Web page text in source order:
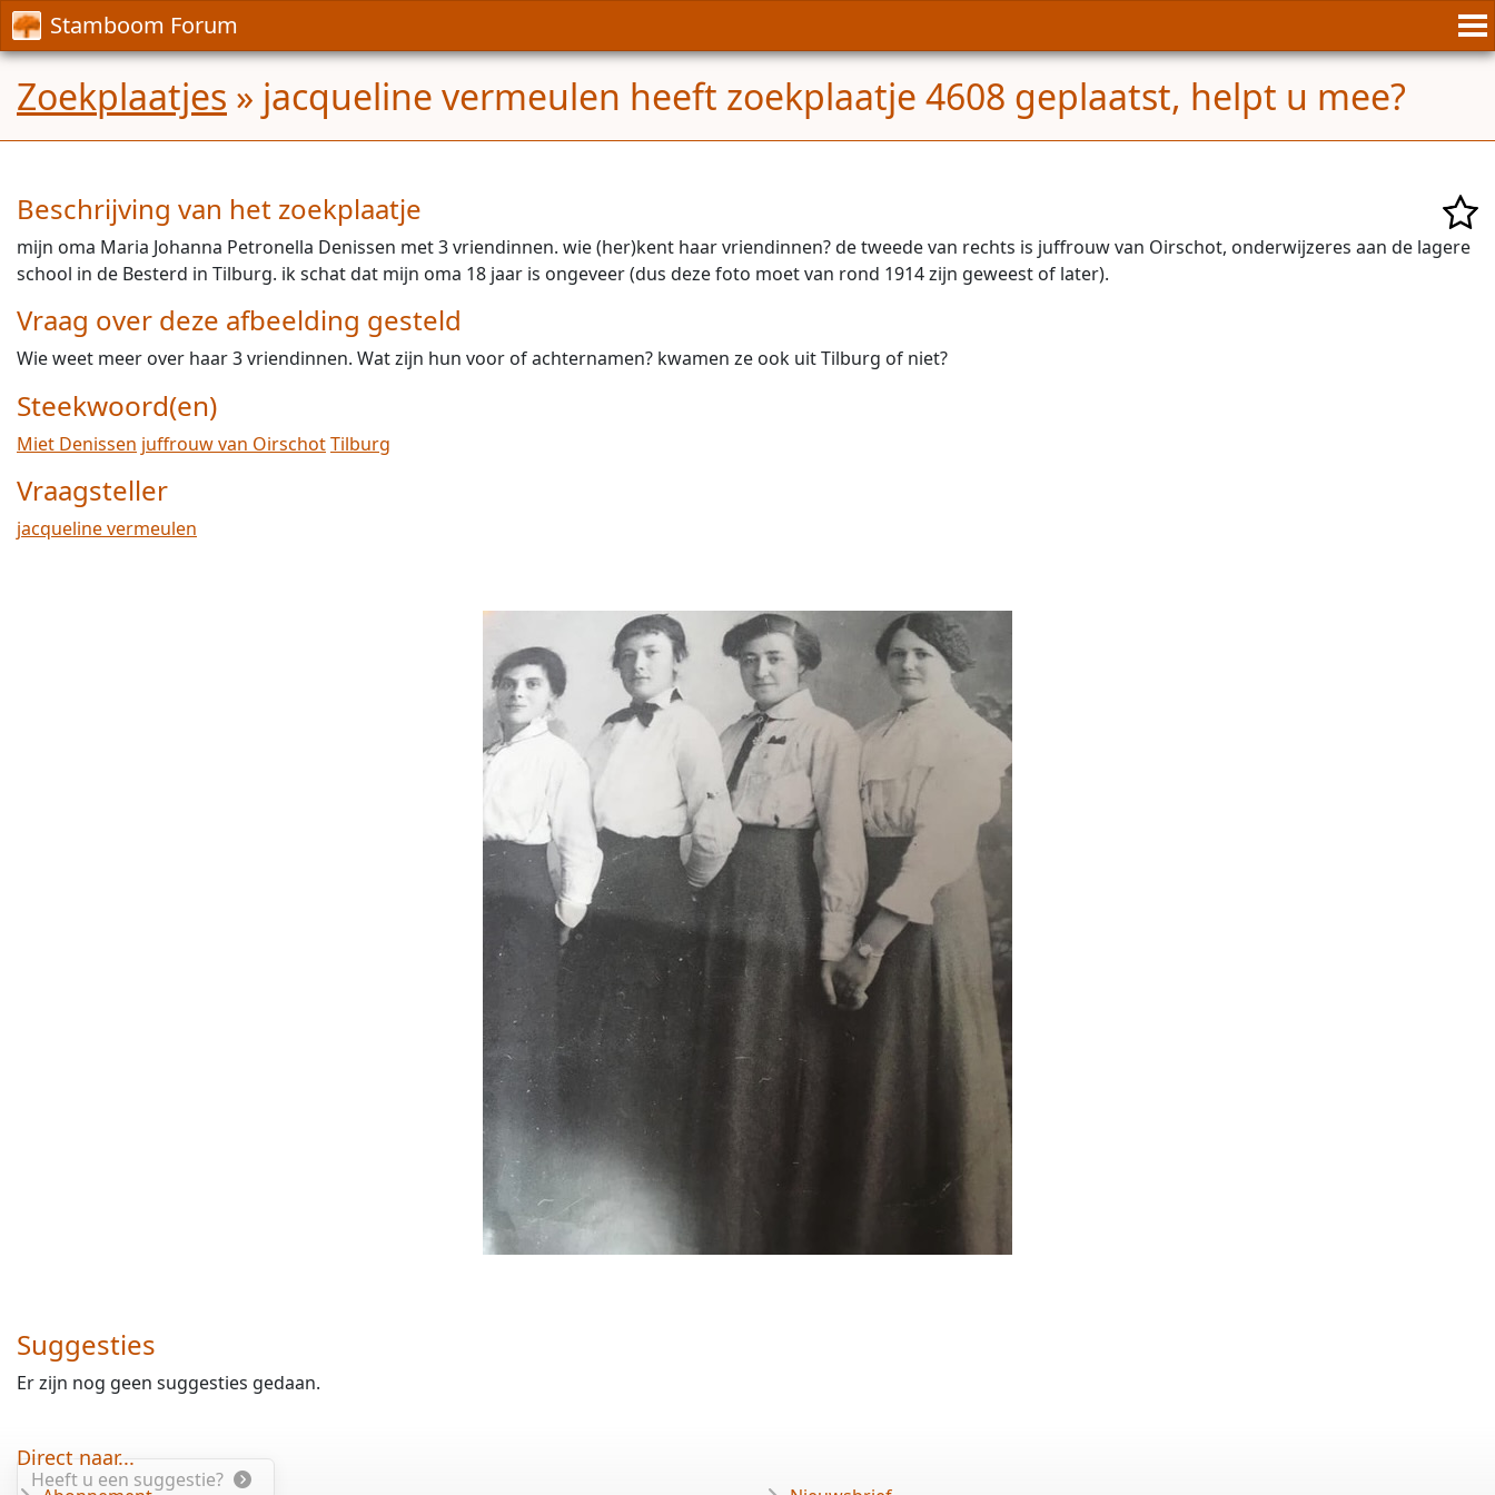
Stamboom Forum
Zoekplaatjes » jacqueline vermeulen heeft zoekplaatje 4608 geplaatst, helpt u mee?
Beschrijving van het zoekplaatje
mijn oma Maria Johanna Petronella Denissen met 3 vriendinnen. wie (her)kent haar vriendinnen? de tweede van rechts is juffrouw van Oirschot, onderwijzeres aan de lagere
school in de Besterd in Tilburg. ik schat dat mijn oma 18 jaar is ongeveer (dus deze foto moet van rond 1914 zijn geweest of later).
Vraag over deze afbeelding gesteld
Wie weet meer over haar 3 vriendinnen. Wat zijn hun voor of achternamen? kwamen ze ook uit Tilburg of niet?
Steekwoord(en)
Miet Denissen juffrouw van OirschotTilburg
Vraagsteller
jacqueline vermeulen
Suggesties
Er zijn nog geen suggesties gedaan.
Heeft u een suggestie?
Direct naar...